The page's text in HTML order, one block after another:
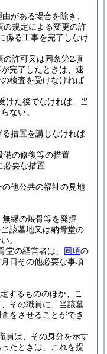
がある場合を除き、
規定による変更の許
係る工事を完了しなけ
の許可又は同条第2項
完了したときは、速
検査を受けなければ
けた後でなければ、当
ない。
措置を講じなければ
備の修復等の措置
必要な措置
他公共の福祉の見地
縁の焼骨等を発掘
該墓地又は納骨堂の
。
堂の経営者は、 同項の
日その他必要な事項
するもののほか、こ
その職員に、当該墓
をさせることができ
員は、その身分を示す
たときは、これを提